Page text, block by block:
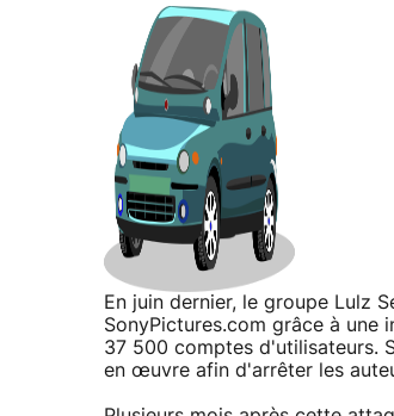
En juin dernier, le groupe Lulz
SonyPictures.com grâce à une
37 500 comptes d'utilisateurs.
en œuvre afin d'arrêter les